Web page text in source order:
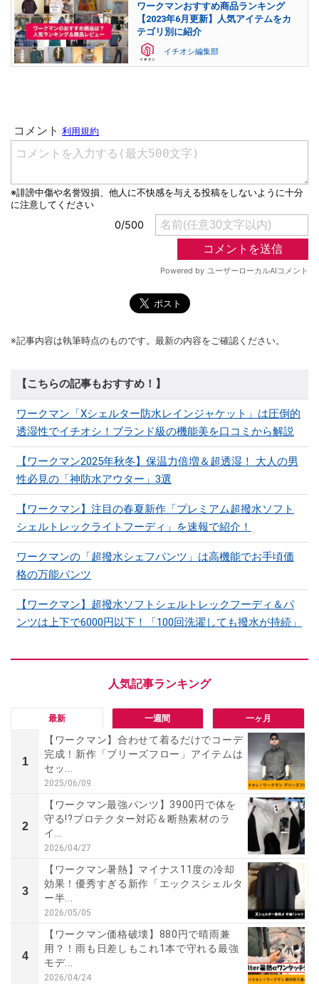
ワークマンおすすめ商品ランキング
【2023年6月更新】人気アイテムをカ
テゴリ別に紹介
イチオシ編集部
※記事内容は執筆時点のものです。最新の内容をご確認ください。
【こちらの記事もおすすめ！】
ワークマン「Xシェルター防水レインジャケット」は圧倒的
透湿性でイチオシ！ブランド級の機能美を口コミから解説
【ワークマン2025年秋冬】保温力倍増＆超透湿！ 大人の男
性必見の「神防水アウター」3選
【ワークマン】注目の春夏新作「プレミアム超撥水ソフト
シェルトレックライトフーディ」を速報で紹介！
ワークマンの「超撥水シェフパンツ」は高機能でお手頃価
格の万能パンツ
【ワークマン】超撥水ソフトシェルトレックフーディ＆パ
ンツは上下で6000円以下！「100回洗濯しても撥水が持続」
最新 一週間 一ヶ月
1
【ワークマン】合わせて着るだけでコーデ
完成！新作「ブリーズフロー」アイテムは
セッ...
2025/06/09
2
【ワークマン最強パンツ】3900円で体を
守る!?プロテクター対応＆断熱素材のラ
イ...
2026/04/27
3
【ワークマン暑熱】マイナス11度の冷却
効果！優秀すぎる新作「エックスシェルタ
ー半...
2026/05/05
4
【ワークマン価格破壊】880円で晴雨兼
用？！雨も日差しもこれ1本で守れる最強
モデ...
2026/04/24